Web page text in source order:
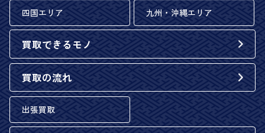
四国エリア 九州・沖縄エリア
買取できるモノ
買取の流れ
出張買取